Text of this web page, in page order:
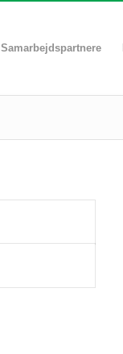
Samarbejdspartnere